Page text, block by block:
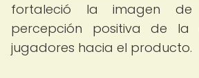
fortaleció la imagen
percepción positiva de la
jugadores hacia el producto.